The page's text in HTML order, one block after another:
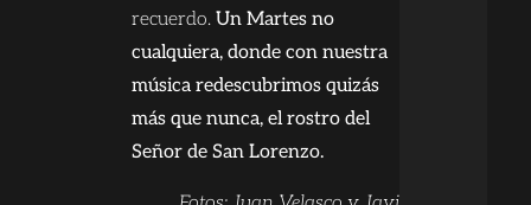
recuerdo. Un Martes no
cualquiera, donde con nuestra
música redescubrimos quizás
más que nunca, el rostro del
Señor de San Lorenzo.